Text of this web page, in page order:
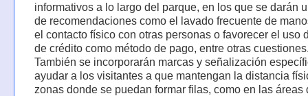
informativos a lo largo del parque, en los que se darán
de recomendaciones como el lavado frecuente de
el contacto físico con otras personas o favorecer el uso
de crédito como método de pago, entre otras
También se incorporarán marcas y señalización
ayudar a los visitantes a que mantengan la distancia
zonas donde se puedan formar filas, como en las áreas